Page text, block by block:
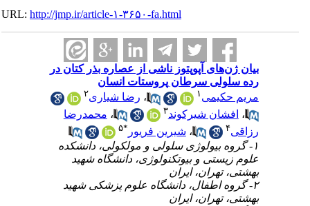
URL:http://jmp.ir/article-۱-۳۶۵۰-fa.html
بیان ژن‌های آپوپتوز ناشی از عصاره بذر کتان در
رده سلولی سرطان پروستات انسان
مریم حکیمی
،رضا شیاری۲
،افشان شیرکوند۳ ،محمدرضا
رزاقی ۴ ،شیرین فریور
۱- گروه بیولوژی سلولی و مولکولی، دانشکده
علوم زیستی و بیوتکنولوژی، دانشگاه شهید
بهشتی، تهران، ایران
۲- گروه اطفال، دانشگاه علوم پزشکی شهید
بهشتی، تهران، ایران